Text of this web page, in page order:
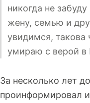
никогда не
жену, семью и
увидимся, такова
умираю с верой в
За несколько лет
проинформировал